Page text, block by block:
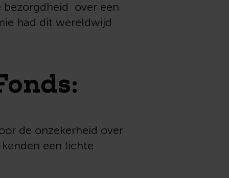
bezorgdheid over een
had dit wereldwijd
de onzekerheid over
een lichte